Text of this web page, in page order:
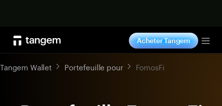
Acheter Tangem
Tangem Wallet Portefeuille pour FomosFi